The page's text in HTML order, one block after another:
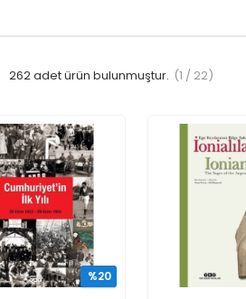
262 adet ürün bulunmuştur. (1 / 22)
%20